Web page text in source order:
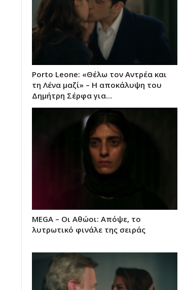
Porto Leone: «Θέλω τον Αντρέα και
τη Λένα μαζί» – Η αποκάλυψη του
Δημήτρη Σέρφα για…
MEGA – Οι Αθώοι: Απόψε, το
λυτρωτικό φινάλε της σειράς